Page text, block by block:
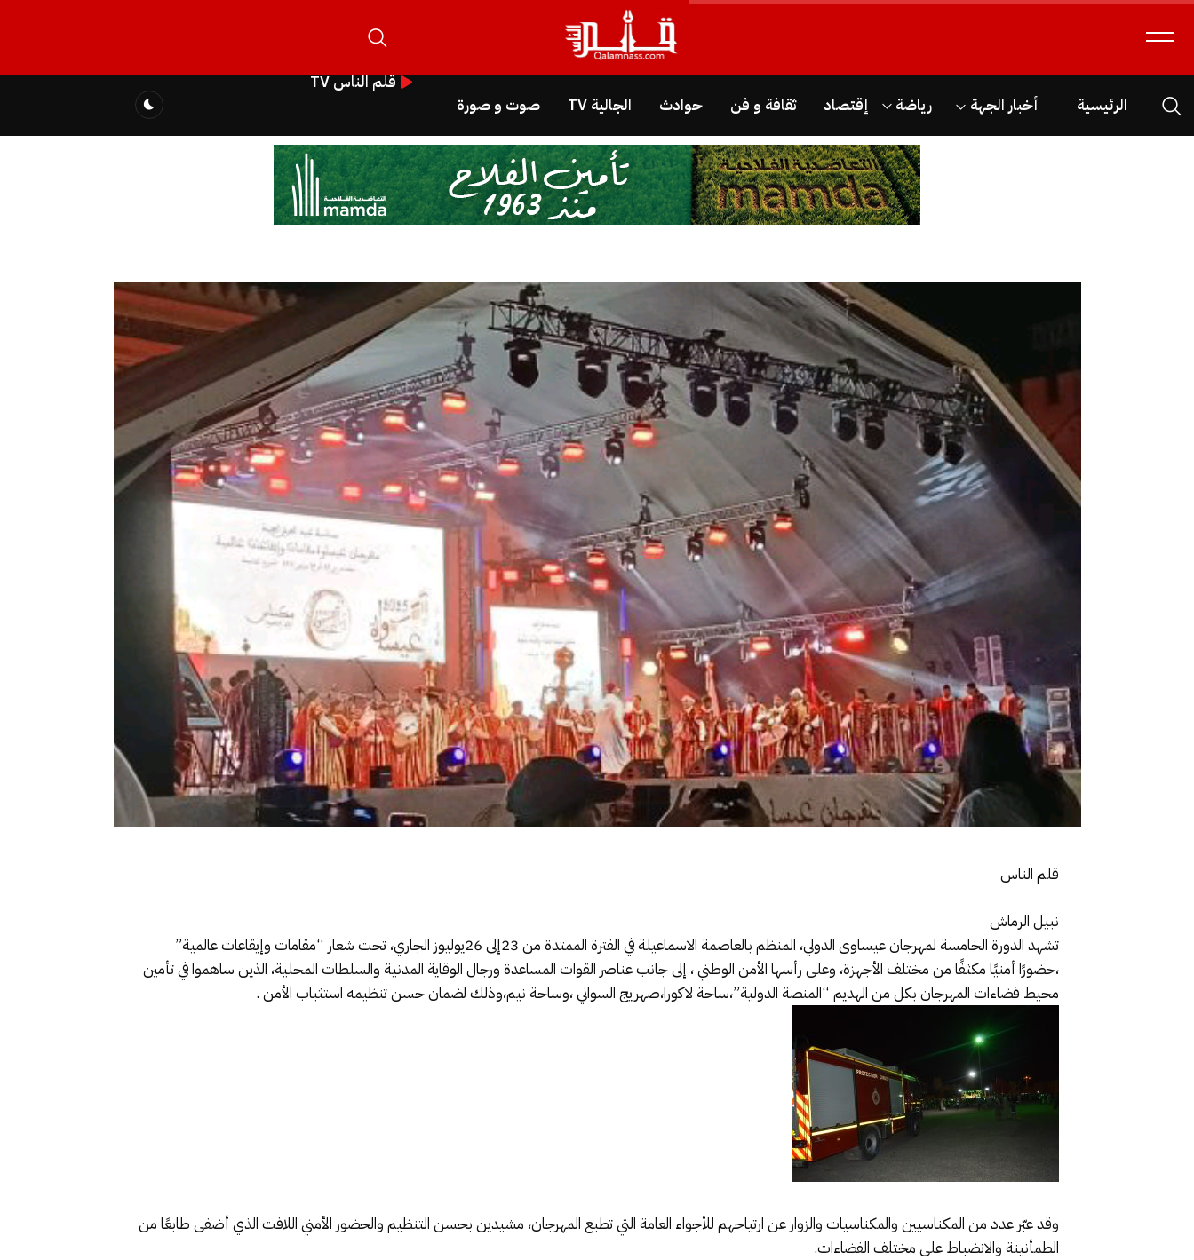
الرئيسية أخبار الجهة رياضة إقتصاد ثقافة و فن حوادث الجالية TV صوت و صورة
قلم الناس TV
قلم الناس
نبيل الرماش
تشهد الدورة الخامسة لمهرجان عيساوى الدولي، المنظم بالعاصمة الاسماعيلة في الفترة الممتدة من 23إلى 26يوليوز الجاري، تحت شعار “مقامات وإيقاعات عالمية”
،حضورًا أمنيًا مكثفًا من مختلف الأجهزة، وعلى رأسها الأمن الوطني ، إلى جانب عناصر القوات المساعدة ورجال الوقاية المدنية والسلطات المحلية، الذين ساهموا في تأمين
محيط فضاءات المهرجان بكل من الهديم “المنصة الدولية”،ساحة لاكورا،صهريج السواني ،وساحة نيم،وذلك لضمان حسن تنظيمه استثباب الأمن .
وقد عبّر عدد من المكناسيين والمكناسيات والزوار عن ارتياحهم للأجواء العامة التي تطبع المهرجان، مشيدين بحسن التنظيم والحضور الأمني اللافت الذي أضفى طابعًا من
الطمأنينة والانضباط على مختلف الفضاءات.